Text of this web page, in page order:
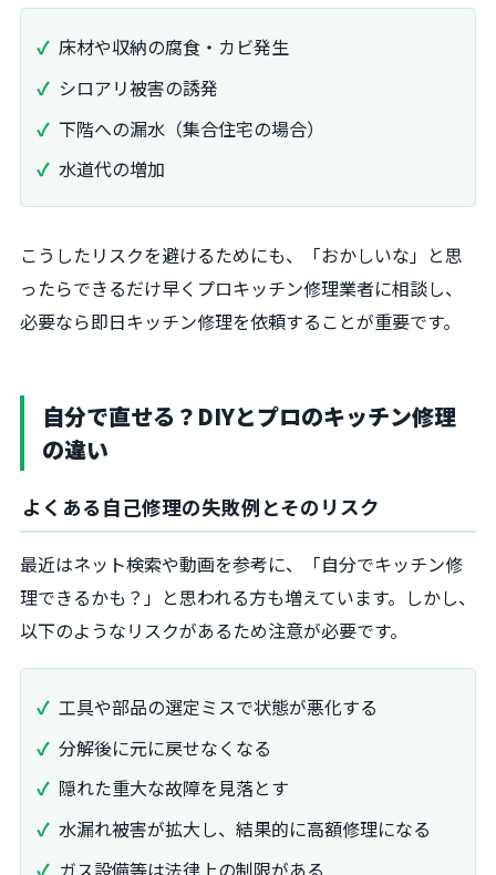
床材や収納の腐食・カビ発生
シロアリ被害の誘発
下階への漏水（集合住宅の場合）
水道代の増加
こうしたリスクを避けるためにも、「おかしいな」と思
ったらできるだけ早くプロキッチン修理業者に相談し、
必要なら即日キッチン修理を依頼することが重要です。
自分で直せる？DIYとプロのキッチン修理
の違い
よくある自己修理の失敗例とそのリスク
最近はネット検索や動画を参考に、「自分でキッチン修
理できるかも？」と思われる方も増えています。しかし、
以下のようなリスクがあるため注意が必要です。
工具や部品の選定ミスで状態が悪化する
分解後に元に戻せなくなる
隠れた重大な故障を見落とす
水漏れ被害が拡大し、結果的に高額修理になる
ガス設備等は法律上の制限がある